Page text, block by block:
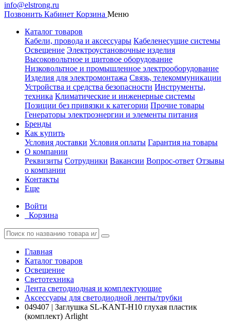
info@elstrong.ru
Позвонить Кабинет Корзина Меню
Каталог товаров
Кабели, провода и аксессуары Кабеленесущие системы
Освещение Электроустановочные изделия
Высоковольтное и щитовое оборудование
Низковольтное и промышленное электрооборудование
Изделия для электромонтажа Связь, телекоммуникации
Устройства и средства безопасности Инструменты,
техника Климатические и инженерные системы
Позиции без привязки к категории Прочие товары
Генераторы электроэнергии и элементы питания
Бренды
Как купить
Условия доставки Условия оплаты Гарантия на товары
О компании
Реквизиты Сотрудники Вакансии Вопрос-ответ Отзывы
о компании
Контакты
Еще
Войти
Корзина
Главная
Каталог товаров
Освещение
Светотехника
Лента светодиодная и комплектующие
Аксессуары для светодиодной ленты/трубки
049407 | Заглушка SL-KANT-H10 глухая пластик
(комплект) Arlight